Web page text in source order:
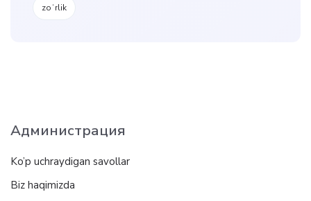
zoʻrlik
Администрация
Ko’p uchraydigan savollar
Biz haqimizda